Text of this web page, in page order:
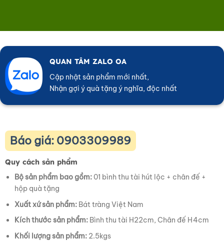
QUAN TÂM ZALO OA
Cập nhật sản phẩm mới nhất,
Nhận gợi ý quà tặng ý nghĩa, độc nhất
Báo giá: 0903309989
Quy cách sản phẩm
Bộ sản phẩm bao gồm:01 bình thu tài hút lộc + chân đế +
hộp quà tặng
Xuất xứ sản phẩm:Bát tràng Việt Nam
Kích thước sản phẩm:Bình thu tài H22cm, Chân đế H4cm
Khối lượng sản phẩm:2.5kgs